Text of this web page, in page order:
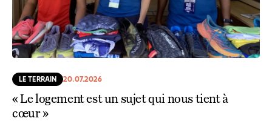
LE TERRAIN 20.07.2026
« Le logement est un sujet qui nous tient à
cœur »